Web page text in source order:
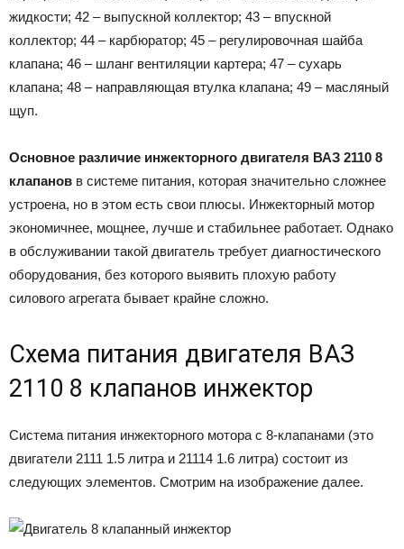
жидкости; 42 – выпускной коллектор; 43 – впускной
коллектор; 44 – карбюратор; 45 – регулировочная шайба
клапана; 46 – шланг вентиляции картера; 47 – сухарь
клапана; 48 – направляющая втулка клапана; 49 – масляный
щуп.
Основное различие инжекторного двигателя ВАЗ 2110 8
клапанов в системе питания, которая значительно сложнее
устроена, но в этом есть свои плюсы. Инжекторный мотор
экономичнее, мощнее, лучше и стабильнее работает. Однако
в обслуживании такой двигатель требует диагностического
оборудования, без которого выявить плохую работу
силового агрегата бывает крайне сложно.
Схема питания двигателя ВАЗ
2110 8 клапанов инжектор
Система питания инжекторного мотора с 8-клапанами (это
двигатели 2111 1.5 литра и 21114 1.6 литра) состоит из
следующих элементов. Смотрим на изображение далее.